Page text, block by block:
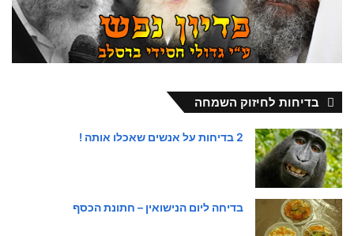
בדיחות לחיזוק השמחה
2 בדיחות על אנשים שאכלו אותה !
בדיחה ליום הנישואין – חתונת הכסף